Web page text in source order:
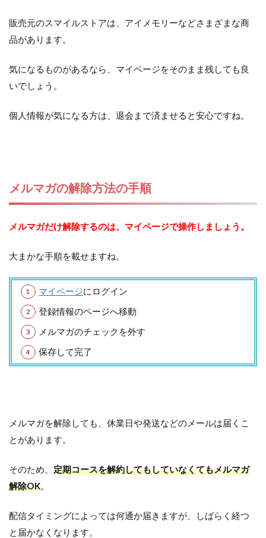
販売元のスマイルストアは、アイメモリーなどさまざまな商
品があります。
気になるものがあるなら、マイページをそのまま残しても良
いでしょう。
個人情報が気になる方は、退会まで済ませると安心ですね。
メルマガの解除方法の手順
メルマガだけ解除するのは、マイページで操作しましょう。
大まかな手順を載せますね。
マイページにログイン
登録情報のページへ移動
メルマガのチェックを外す
保存して完了
メルマガを解除しても、休業日や発送などのメールは届くこ
とがあります。
そのため、 定期コースを解約してもしていなくてもメルマガ
解除OK。
配信タイミングによっては何通か届きますが、しばらく経つ
と届かなくなります。